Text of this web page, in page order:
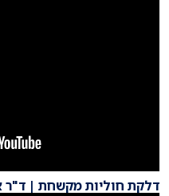
דלקת חוליות מקשחת | ד"ר